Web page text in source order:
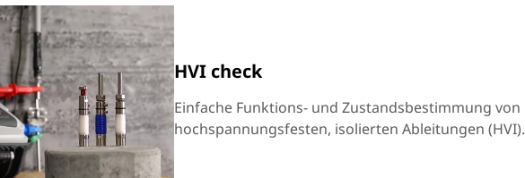
HVI check
Einfache Funktions- und Zustandsbestimmung von
hochspannungsfesten, isolierten Ableitungen (HVI).